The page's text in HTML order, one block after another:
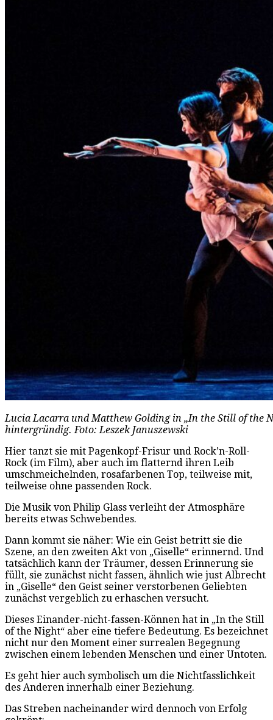
Lucia Lacarra und Matthew Golding in „In the Still of the
hintergründig. Foto: Leszek Januszewski
Hier tanzt sie mit Pagenkopf-Frisur und Rock’n-Roll-
Rock (im Film), aber auch im flatternd ihren Leib
umschmeichelnden, rosafarbenen Top, teilweise mit,
teilweise ohne passenden Rock.
Die Musik von Philip Glass verleiht der Atmosphäre
bereits etwas Schwebendes.
Dann kommt sie näher: Wie ein Geist betritt sie die
Szene, an den zweiten Akt von „Giselle“ erinnernd. Und
tatsächlich kann der Träumer, dessen Erinnerung sie
füllt, sie zunächst nicht fassen, ähnlich wie just Albrecht
in „Giselle“ den Geist seiner verstorbenen Geliebten
zunächst vergeblich zu erhaschen versucht.
Dieses Einander-nicht-fassen-Können hat in „In the Still
of the Night“ aber eine tiefere Bedeutung. Es bezeichnet
nicht nur den Moment einer surrealen Begegnung
zwischen einem lebenden Menschen und einer Untoten.
Es geht hier auch symbolisch um die Nichtfasslichkeit
des Anderen innerhalb einer Beziehung.
Das Streben nacheinander wird dennoch von Erfolg